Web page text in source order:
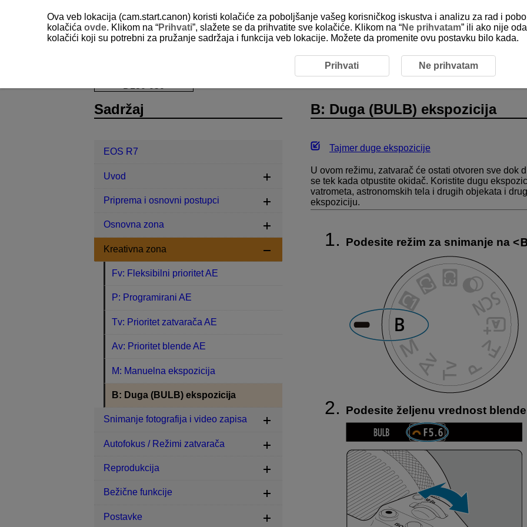
B: Duga (BULB) ekspozicija
B: Duga (BULB) ekspozicija
Tajmer duge ekspozicije
U ovom režimu, zatvarač će ostati otvoren sve dok
se tek kada otpustite okidač. Koristite dugu
vatrometa, astronomskih tela i drugih objekata i
ekspoziciju.
Podesite režim za snimanje na
Podesite željenu vrednost
Sadržaj
EOS R7
Uvod
Priprema i osnovni postupci
Osnovna zona
Kreativna zona
Fv: Fleksibilni prioritet AE
P: Programirani AE
Tv: Prioritet zatvarača AE
Av: Prioritet blende AE
M: Manuelna ekspozicija
B: Duga (BULB) ekspozicija
Snimanje fotografija i video zapisa
Autofokus / Režimi zatvarača
Reprodukcija
Bežične funkcije
Postavke
Ova veb lokacija (cam.start.canon) koristi kolačiće za poboljšanje vašeg korisničkog iskustva i analizu za rad i
kolačića ovde. Klikom na “Prihvati”, slažete se da prihvatite sve kolačiće. Klikom na “Ne prihvatam” ili ako nije
kolačići koji su potrebni za pružanje sadržaja i funkcija veb lokacije. Možete da promenite ovu postavku bilo kada.
Prihvati Ne prihvatam